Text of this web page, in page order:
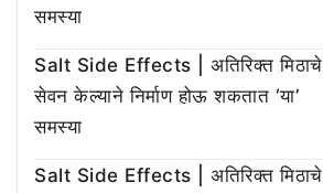
समस्या
Salt Side Effects | अतिरिक्त मिठाचे
सेवन केल्याने निर्माण होऊ शकतात ‘या’
समस्या
Salt Side Effects | अतिरिक्त मिठाचे